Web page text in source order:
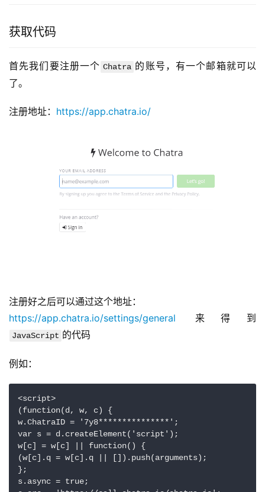
获取代码
首先我们要注册一个 Chatra 的账号，有一个邮箱就可以
了。
注册地址： https://app.chatra.io/
注册好之后可以通过这个地址：
https://app.chatra.io/settings/general 来得到
JavaScript 的代码
例如：
<script>
(function(d, w, c) {
w.ChatraID = '7y8***************';
var s = d.createElement('script');
w[c] = w[c] || function() {
(w[c].q = w[c].q || []).push(arguments);
};
s.async = true;